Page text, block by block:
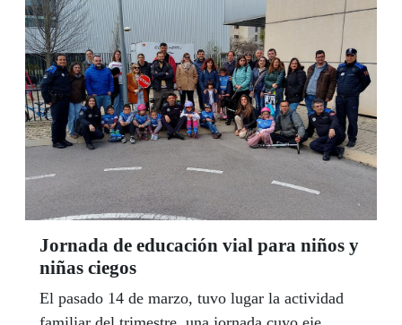
grave, en el ámbito del aprendizaje, la formación
y la cultura científica.
Jornada de educación vial para niños y
niñas ciegos
El pasado 14 de marzo, tuvo lugar la actividad